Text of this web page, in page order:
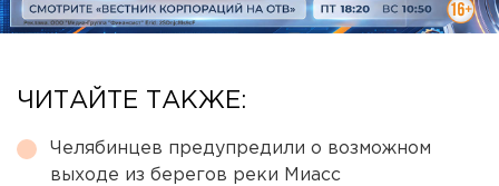
ЧИТАЙТЕ ТАКЖЕ:
Челябинцев предупредили о возможном
выходе из берегов реки Миасс